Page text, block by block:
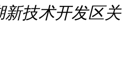
新技术开发区关